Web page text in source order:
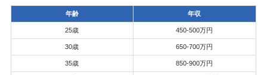
年齢 年収
25歳 450-500万円
30歳 650-700万円
35歳 850-900万円